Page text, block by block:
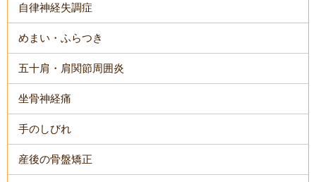
自律神経失調症
めまい・ふらつき
五十肩・肩関節周囲炎
坐骨神経痛
手のしびれ
産後の骨盤矯正